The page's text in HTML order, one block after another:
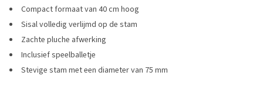
Compact formaat van 40 cm hoog
Sisal volledig verlijmd op de stam
Zachte pluche afwerking
Inclusief speelballetje
Stevige stam met een diameter van 75 mm